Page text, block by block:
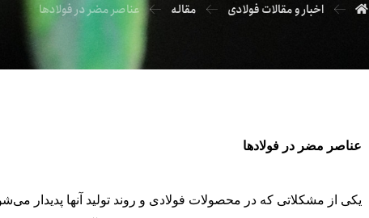
اخبار و مقالات فولادی مقاله عناصر مضر در فولادها
عناصر مضر در فولادها
یکی از مشکلاتی که در محصولات فولادی و روند تولید آنها پدیدار